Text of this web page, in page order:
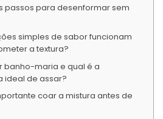
passos para desenformar sem
simples de sabor funcionam
a textura?
banho-maria e qual é a
ideal de assar?
coar a mistura antes de